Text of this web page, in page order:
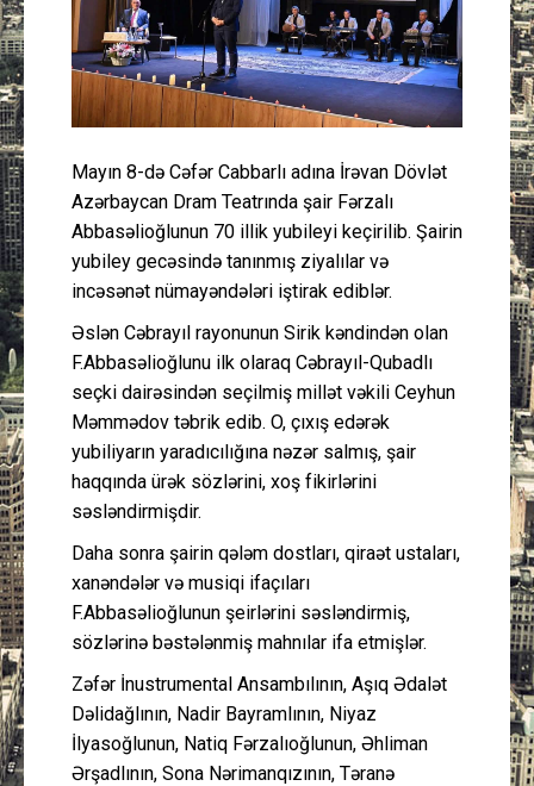
İdman
Layihə
Gündəm
Cəmiyyət
Peşə etikası
Əlaqə
Mayın 8-də Cəfər Cabbarlı adına İrəvan Dövlət
Azərbaycan Dram Teatrında şair Fərzalı
Abbasəlioğlunun 70 illik yubileyi keçirilib. Şairin
yubiley gecəsində tanınmış ziyalılar və
incəsənət nümayəndələri iştirak ediblər.
Əslən Cəbrayıl rayonunun Sirik kəndindən olan
F.Abbasəlioğlunu ilk olaraq Cəbrayıl-Qubadlı
seçki dairəsindən seçilmiş millət vəkili Ceyhun
Məmmədov təbrik edib. O, çıxış edərək
yubiliyarın yaradıcılığına nəzər salmış, şair
haqqında ürək sözlərini, xoş fikirlərini
səsləndirmişdir.
Daha sonra şairin qələm dostları, qiraət ustaları,
xanəndələr və musiqi ifaçıları
F.Abbasəlioğlunun şeirlərini səsləndirmiş,
sözlərinə bəstələnmiş mahnılar ifa etmişlər.
Zəfər İnustrumental Ansambılının, Aşıq Ədalət
Dəlidağlının, Nadir Bayramlının, Niyaz
İlyasoğlunun, Natiq Fərzalıoğlunun, Əhliman
Ərşadlının, Sona Nərimanqızının, Təranə